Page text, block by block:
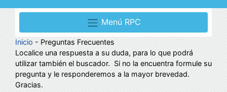
Menú RPC
Inicio - Preguntas Frecuentes
Localice una respuesta a su duda, para lo que podrá
utilizar también el buscador. Si no la encuentra formule su
pregunta y le responderemos a la mayor brevedad.
Gracias.